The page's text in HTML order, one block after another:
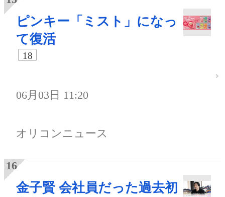
ピンキー「ミスト」になっ
て復活
18
06月03日 11:20
オリコンニュース
金子賢 会社員だった過去初